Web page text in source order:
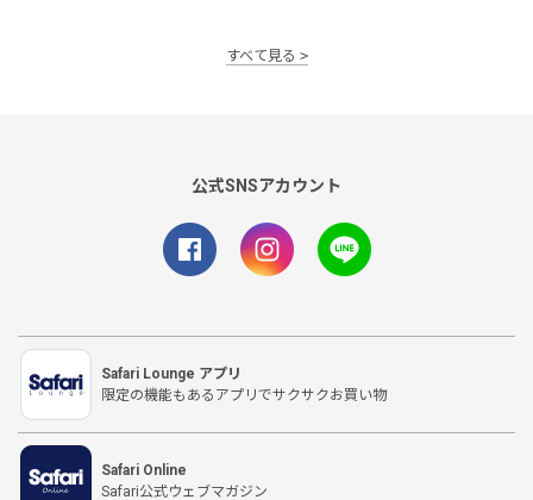
すべて見る
公式SNSアカウント
Safari Lounge アプリ
限定の機能もあるアプリでサクサクお買い物
Safari Online
Safari公式ウェブマガジン